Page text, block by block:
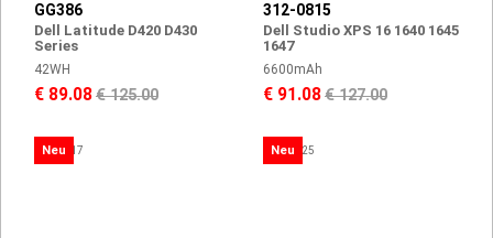
GG386
Dell Latitude D420 D430
Series
42WH
€ 89.08€ 125.00
312-0815
Dell Studio XPS 16 1640 1645
1647
6600mAh
€ 91.08€ 127.00
Neu Neu